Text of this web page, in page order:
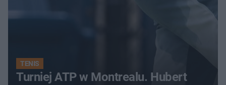
TENIS
Turniej ATP w Montrealu. Hubert